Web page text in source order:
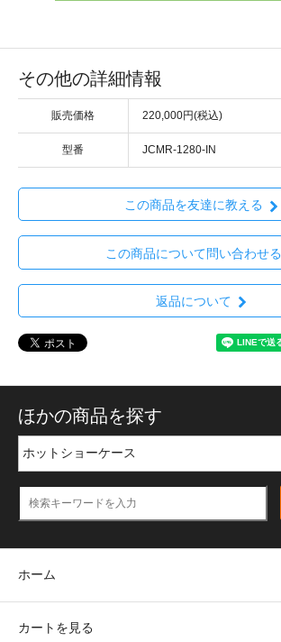
その他の詳細情報
販売価格 220,000円(税込)
型番 JCMR-1280-IN
この商品を友達に教える
この商品について問い合わせる
返品について
ほかの商品を探す
ホーム
カートを見る